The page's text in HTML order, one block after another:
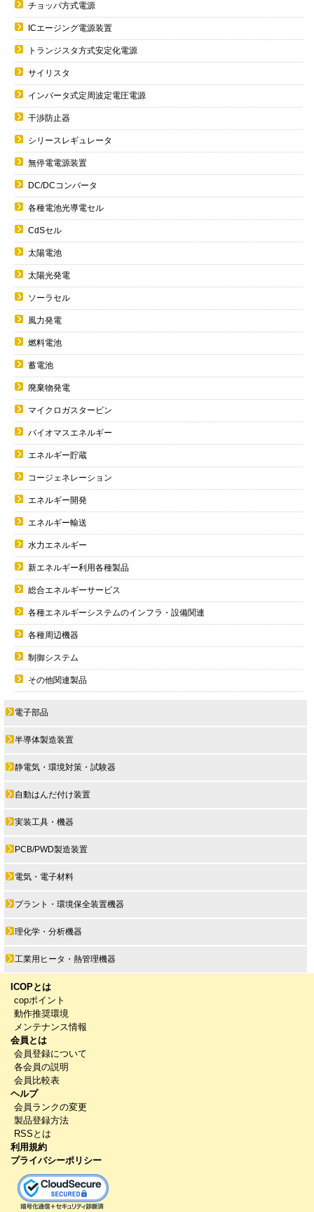
チョッパ方式電源
ICエージング電源装置
トランジスタ方式安定化電源
サイリスタ
インバータ式定周波定電圧電源
干渉防止器
シリースレギュレータ
無停電電源装置
DC/DCコンバータ
各種電池光導電セル
CdSセル
太陽電池
太陽光発電
ソーラセル
風力発電
燃料電池
蓄電池
廃棄物発電
マイクロガスタービン
バイオマスエネルギー
エネルギー貯蔵
コージェネレーション
エネルギー開発
エネルギー輸送
水力エネルギー
新エネルギー利用各種製品
総合エネルギーサービス
各種エネルギーシステムのインフラ・設備関連
各種周辺機器
制御システム
その他関連製品
電子部品
半導体製造装置
静電気・環境対策・試験器
自動はんだ付け装置
実装工具・機器
PCB/PWD製造装置
電気・電子材料
プラント・環境保全装置機器
理化学・分析機器
工業用ヒータ・熱管理機器
ICOPとは
copポイント
動作推奨環境
メンテナンス情報
会員とは
会員登録について
各会員の説明
会員比較表
ヘルプ
会員ランクの変更
製品登録方法
RSSとは
利用規約
プライバシーポリシー